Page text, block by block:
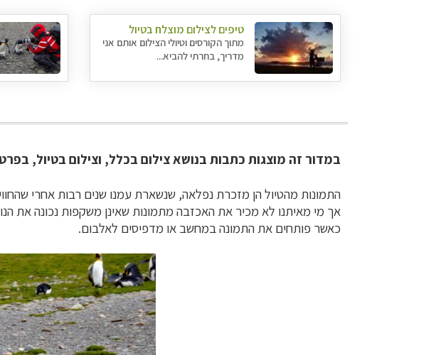
טיפים לצילום מוצלח בטיול
מתוך הקורסים וטיולי הצילום אותם אני
מדריך, בחרתי להביא...
במדור זה מוצגות כתבות בנושא צילום בכלל, וצילום בטיול,
התמונות מהטיול הן מזכרת נפלאה, שנשארת עמנו שנים רבות אחרי
אך מי מאיתנו לא מכיר את האכזבה מתמונות שאינן משקפות נכונה את
כאשר פותחים את התמונה במחשב או מדפיסים לאלבום.